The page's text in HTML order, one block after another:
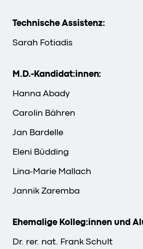
Technische Assistenz:
Sarah Fotiadis
M.D.-Kandidat:innen:
Hanna Abady
Carolin Bähren
Jan Bardelle
Eleni Büdding
Lina-Marie Mallach
Jannik Zaremba
Ehemalige Kolleg:innen und
Dr. rer. nat. Frank Schult